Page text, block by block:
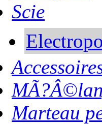
Scie
Marteau